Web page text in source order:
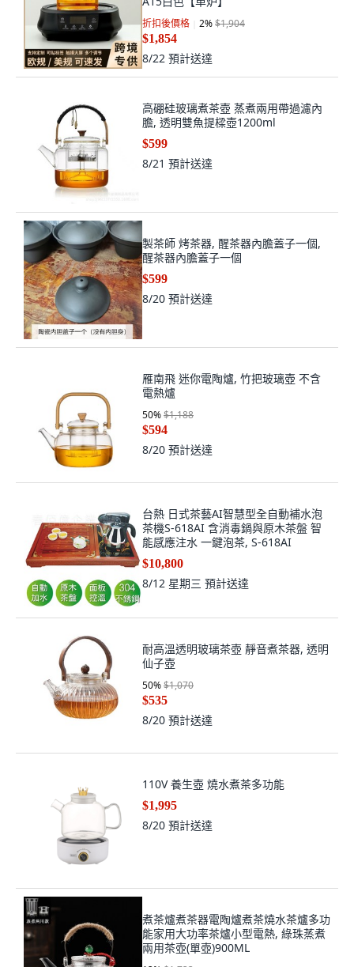
折扣後價格 2%$1,904
$1,854
8/22 預計送達
高硼硅玻璃煮茶壺 蒸煮兩用帶過濾內
膽, 透明雙魚提樑壺1200ml
$599
8/21 預計送達
製茶師 烤茶器, 醒茶器內膽蓋子一個,
醒茶器內膽蓋子一個
$599
8/20 預計送達
雁南飛 迷你電陶爐, 竹把玻璃壺 不含
電熱爐
50%$1,188
$594
8/20 預計送達
台熱 日式茶藝AI智慧型全自動補水泡
茶機S-618AI 含消毒鍋與原木茶盤 智
能感應注水 一鍵泡茶, S-618AI
$10,800
8/12 星期三 預計送達
耐高溫透明玻璃茶壺 靜音煮茶器, 透明
仙子壺
50%$1,070
$535
8/20 預計送達
110V 養生壺 燒水煮茶多功能
$1,995
8/20 預計送達
煮茶爐煮茶器電陶爐煮茶燒水茶爐多功
能家用大功率茶爐小型電熱, 綠珠蒸煮
兩用茶壺(單壺)900ML